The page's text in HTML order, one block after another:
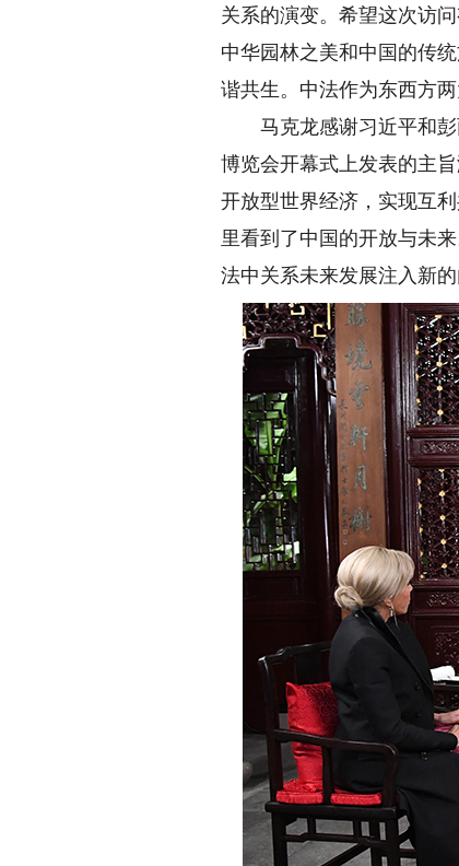
关系的演变。希望这次访
中华园林之美和中国的传
谐共生。中法作为东西方
马克龙感谢习近平和彭
博览会开幕式上发表的主
开放型世界经济，实现互
里看到了中国的开放与未
法中关系未来发展注入新的